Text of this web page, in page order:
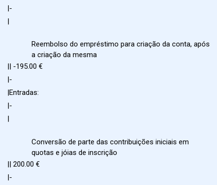
|-
|
Reembolso do empréstimo para criação da conta, após
a criação da mesma
|| -195.00 €
|-
|Entradas:
|-
|
Conversão de parte das contribuições iniciais em
quotas e jóias de inscrição
|| 200.00 €
|-